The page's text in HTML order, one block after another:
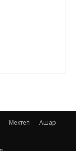
Мектеп
Ашар